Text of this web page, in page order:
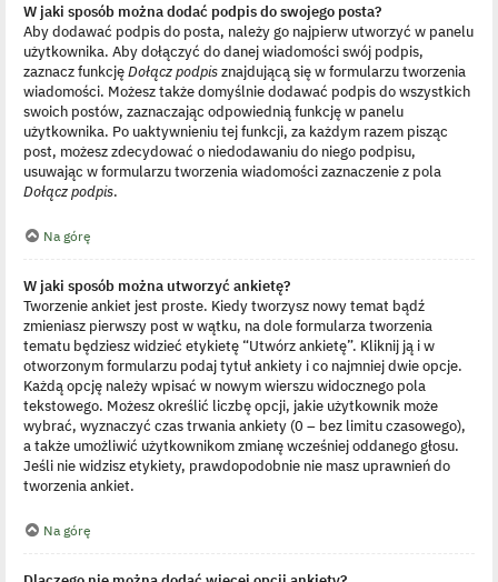
W jaki sposób można dodać podpis do swojego posta?
Aby dodawać podpis do posta, należy go najpierw utworzyć w panelu
użytkownika. Aby dołączyć do danej wiadomości swój podpis,
zaznacz funkcjęDołącz podpisznajdującą się w formularzu tworzenia
wiadomości. Możesz także domyślnie dodawać podpis do wszystkich
swoich postów, zaznaczając odpowiednią funkcję w panelu
użytkownika. Po uaktywnieniu tej funkcji, za każdym razem pisząc
post, możesz zdecydować o niedodawaniu do niego podpisu,
usuwając w formularzu tworzenia wiadomości zaznaczenie z pola
Dołącz podpis.
Na górę
W jaki sposób można utworzyć ankietę?
Tworzenie ankiet jest proste. Kiedy tworzysz nowy temat bądź
zmieniasz pierwszy post w wątku, na dole formularza tworzenia
tematu będziesz widzieć etykietę “Utwórz ankietę”. Kliknij ją i w
otworzonym formularzu podaj tytuł ankiety i co najmniej dwie opcje.
Każdą opcję należy wpisać w nowym wierszu widocznego pola
tekstowego. Możesz określić liczbę opcji, jakie użytkownik może
wybrać, wyznaczyć czas trwania ankiety (0 – bez limitu czasowego),
a także umożliwić użytkownikom zmianę wcześniej oddanego głosu.
Jeśli nie widzisz etykiety, prawdopodobnie nie masz uprawnień do
tworzenia ankiet.
Na górę